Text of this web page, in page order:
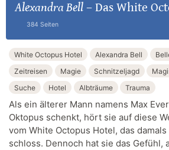
Alexandra Bell– Das White
384 Seiten
White Octopus Hotel Alexandra Bell
Zeitreisen
Magie Schnitzeljagd
Suche
Hotel Albträume Trauma
Als ein älterer Mann namens Max
Oktopus schenkt, hört sie auf diese
vom White Octopus Hotel, das
schloss. Dennoch hat sie das Gefühl,